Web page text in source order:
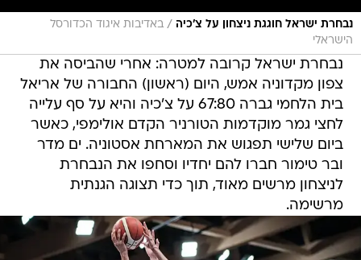
נבחרת ישראל חוגגת ניצחון על צ'כיה / באדיבות איגוד הכדורסל
הישראלי
נבחרת ישראל קרובה למטרה: אחרי שהביסה את
צפון מקדוניה אמש, היום (ראשון) החבורה של אריאל
בית הלחמי גברה 67:80 על צ'כיה והיא על סף עלייה
לחצי גמר מוקדמות הטורניר הקדם אולימפי, כאשר
ביום שלישי תפגוש את המארחת אסטוניה. ים מדר
ובר טימור חברו להם יחדיו וסחפו את הנבחרת
לניצחון מרשים מאוד, תוך כדי תצוגה הגנתית
מרשימה.